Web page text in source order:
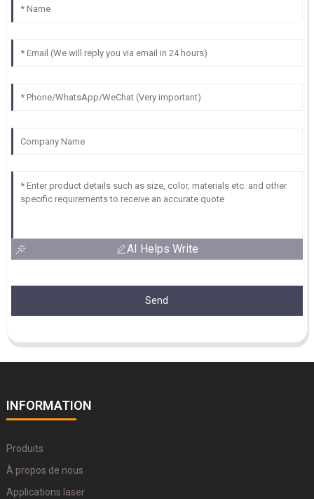
AI Helps Write
Send
INFORMATION
Produits
À propos de nous
Applications laser